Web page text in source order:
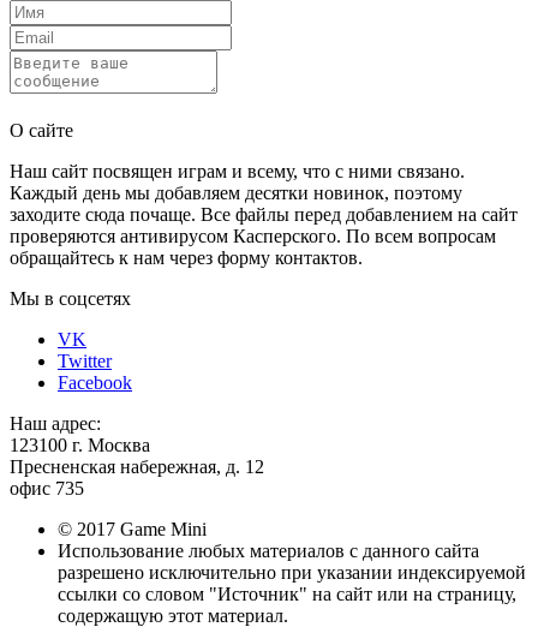
О сайте
Наш сайт посвящен играм и всему, что с ними связано.
Каждый день мы добавляем десятки новинок, поэтому
заходите сюда почаще. Все файлы перед добавлением на сайт
проверяются антивирусом Касперского. По всем вопросам
обращайтесь к нам через форму контактов.
Мы в соцсетях
VK
Twitter
Facebook
Наш адрес:
123100 г. Москва
Пресненская набережная, д. 12
офис 735
© 2017 Game Mini
Использование любых материалов с данного сайта
разрешено исключительно при указании индексируемой
ссылки со словом "Источник" на сайт или на страницу,
содержащую этот материал.